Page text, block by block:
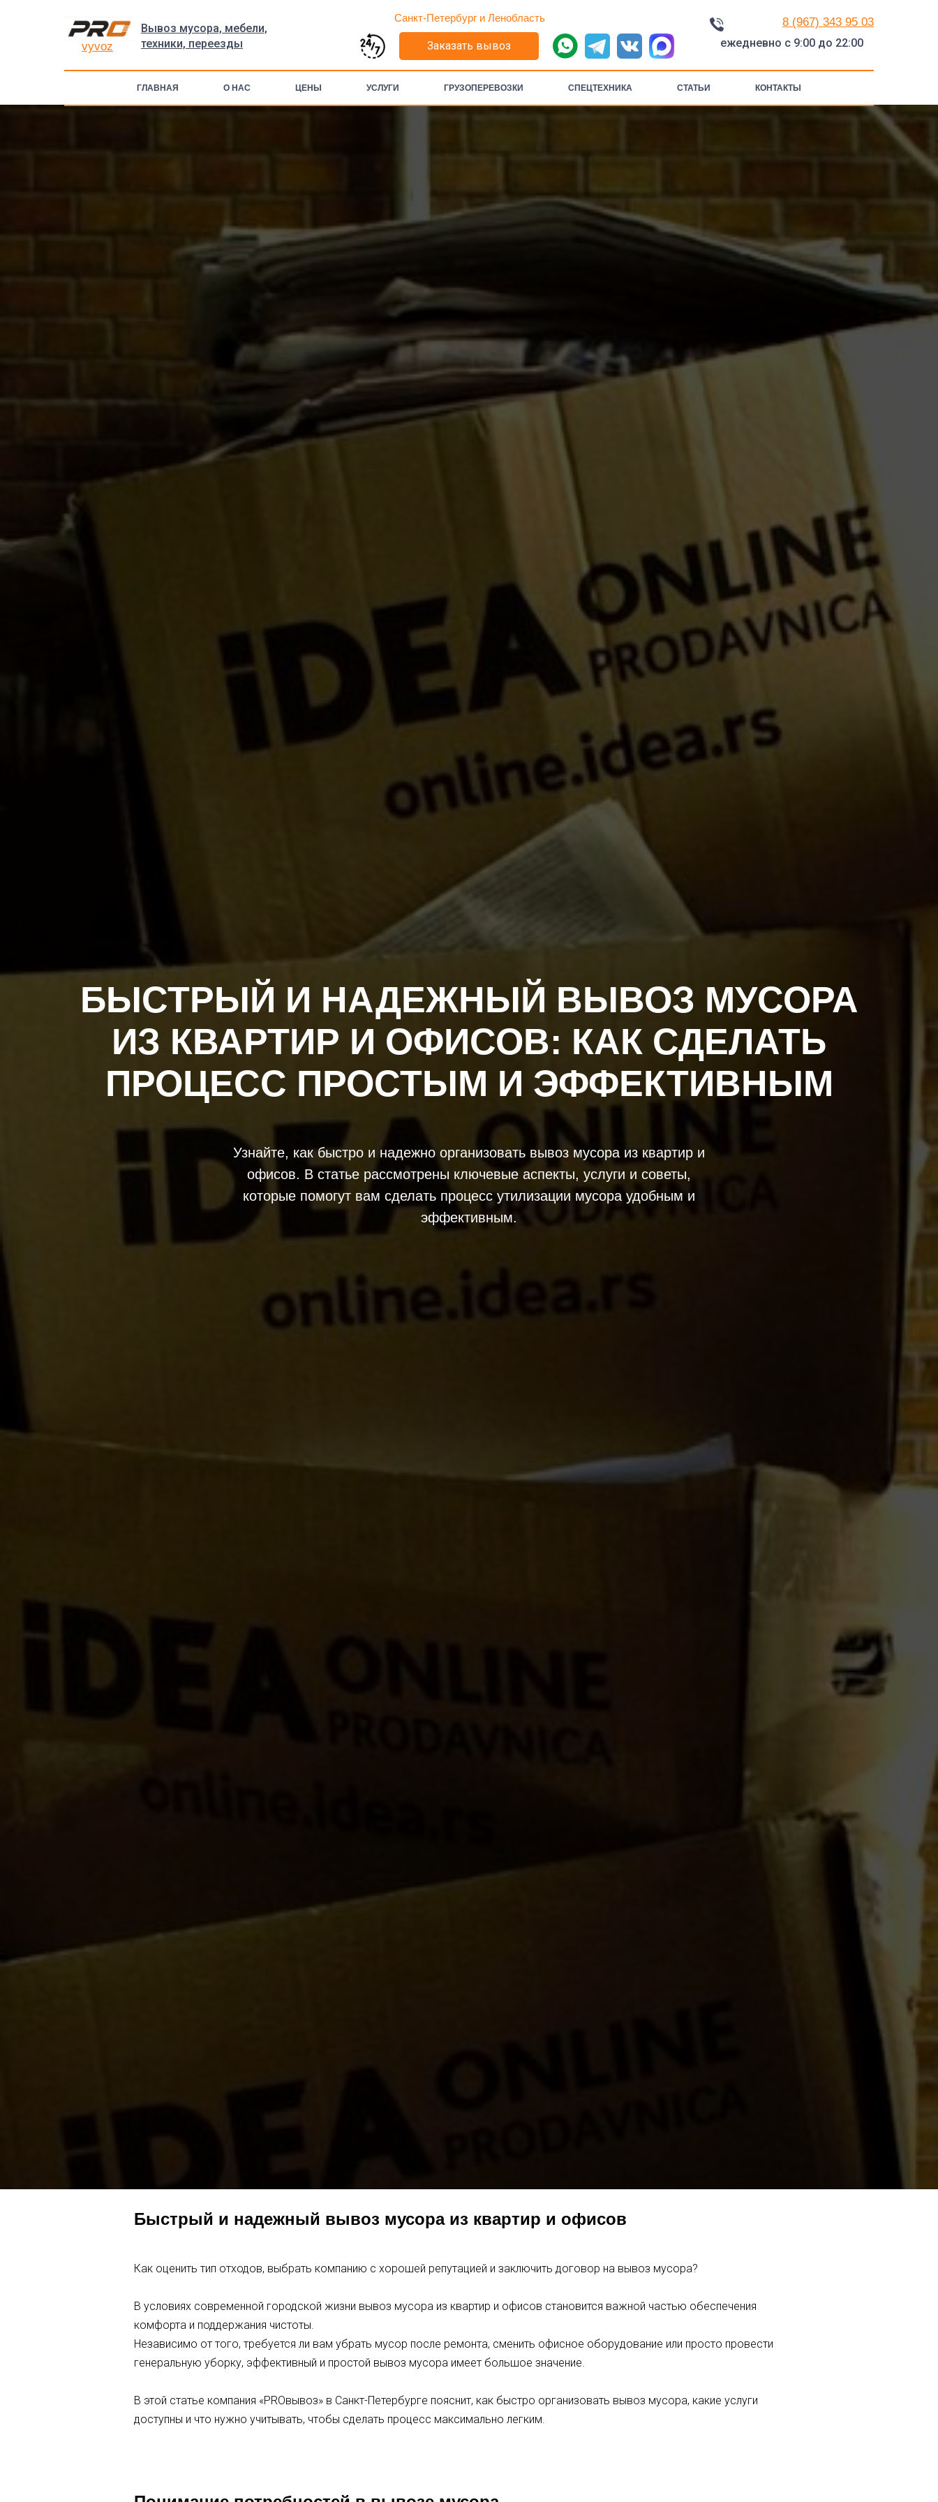
vyvoz
Вывоз мусора, мебели,
техники, переезды
Санкт-Петербург и Ленобласть
Заказать вывоз
8 (967) 343 95 03
ежедневно с 9:00 до 22:00
ГЛАВНАЯ О НАС ЦЕНЫ УСЛУГИ ГРУЗОПЕРЕВОЗКИ СПЕЦТЕХНИКА СТАТЬИ КОНТАКТЫ
БЫСТРЫЙ И НАДЕЖНЫЙ ВЫВОЗ МУСОРА
ИЗ КВАРТИР И ОФИСОВ: КАК СДЕЛАТЬ
ПРОЦЕСС ПРОСТЫМ И ЭФФЕКТИВНЫМ
Узнайте, как быстро и надежно организовать вывоз мусора из квартир и
офисов. В статье рассмотрены ключевые аспекты, услуги и советы,
которые помогут вам сделать процесс утилизации мусора удобным и
эффективным.
Быстрый и надежный вывоз мусора из квартир и офисов
Как оценить тип отходов, выбрать компанию с хорошей репутацией и заключить договор на вывоз мусора?
В условиях современной городской жизни вывоз мусора из квартир и офисов становится важной частью обеспечения
комфорта и поддержания чистоты.
Независимо от того, требуется ли вам убрать мусор после ремонта, сменить офисное оборудование или просто провести
генеральную уборку, эффективный и простой вывоз мусора имеет большое значение.
В этой статье компания «PROвывоз» в Санкт-Петербурге пояснит, как быстро организовать вывоз мусора, какие услуги
доступны и что нужно учитывать, чтобы сделать процесс максимально легким.